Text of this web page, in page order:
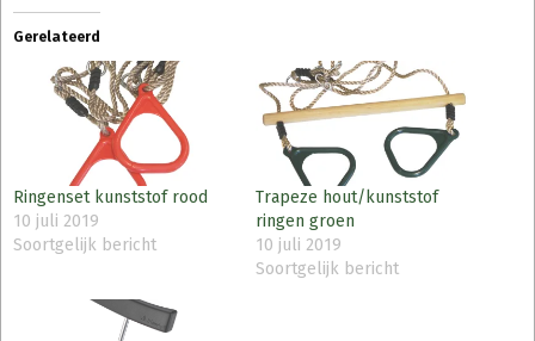
Gerelateerd
Ringenset kunststof rood
10 juli 2019
Soortgelijk bericht
Trapeze hout/kunststof
ringen groen
10 juli 2019
Soortgelijk bericht